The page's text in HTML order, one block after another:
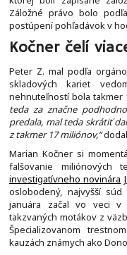
Záložné právo bolo
postúpení pohľadávok v
Kočner čelí
Peter Z. mal podľa
skladových kariet
nehnuteľností bola takmer
teda za značne
predala, mal teda skrátiť
z takmer 17 miliónov,“
Marian Kočner si
falšovanie miliónových
investigatívneho novinára
oslobodený, najvyšší
januára začal vo veci v
takzvaných motákov z
Špecializovanom
kauzách známych ako